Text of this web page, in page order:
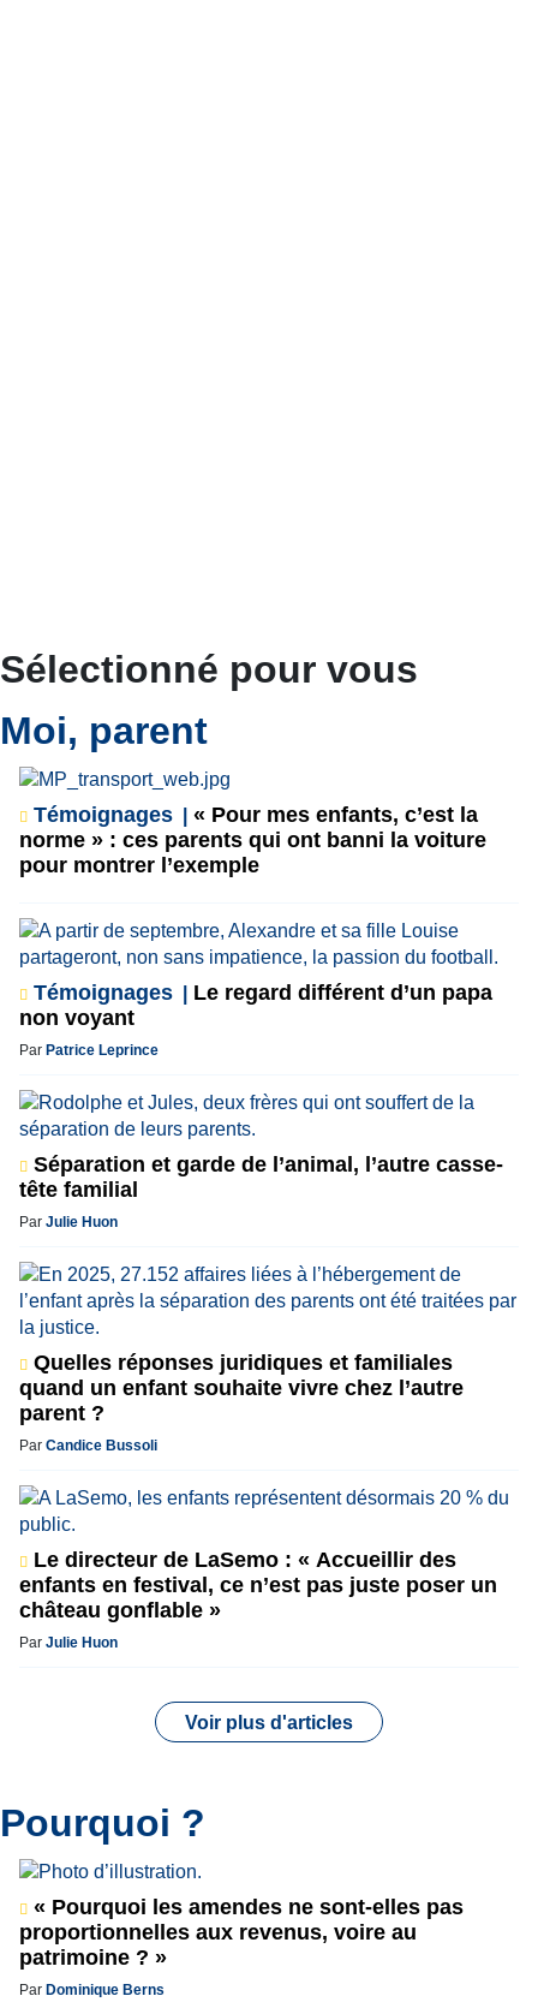
Sélectionné pour vous
Moi, parent
Témoignages
« Pour mes enfants, c’est la
norme » : ces parents qui ont banni la voiture
pour montrer l’exemple
Témoignages
Le regard différent d’un papa
non voyant
Par Patrice Leprince
Séparation et garde de l’animal, l’autre casse-
tête familial
Par Julie Huon
Quelles réponses juridiques et familiales
quand un enfant souhaite vivre chez l’autre
parent ?
Par Candice Bussoli
Le directeur de LaSemo : « Accueillir des
enfants en festival, ce n’est pas juste poser un
château gonflable »
Par Julie Huon
Voir plus d'articles
Pourquoi ?
« Pourquoi les amendes ne sont-elles pas
proportionnelles aux revenus, voire au
patrimoine ? »
Par Dominique Berns